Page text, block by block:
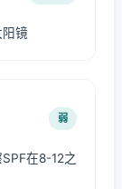
镜
弱
在8-12之